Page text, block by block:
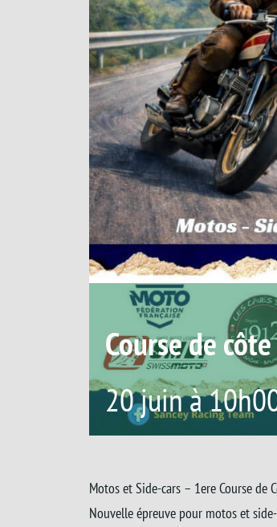
Course de
20 juin à
Motos et Side-cars – 1ere Course de
Nouvelle épreuve pour motos et